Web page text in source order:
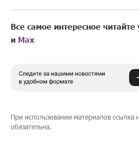
Все самое интересное
и Mах
При использовании материалов ссылка
обязательна.